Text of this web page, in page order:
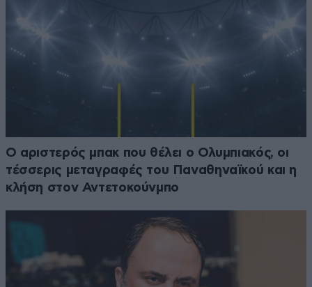
Ο αριστερός μπακ που θέλει ο Ολυμπιακός, οι
τέσσερις μεταγραφές του Παναθηναϊκού και η
κλήση στον Αντετοκούνμπο